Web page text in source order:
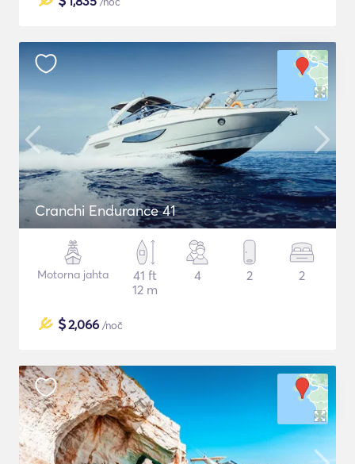
Cranchi Endurance 41
Motorna jahta
41 ft
12 m
4 2 2
$2,066 /noč